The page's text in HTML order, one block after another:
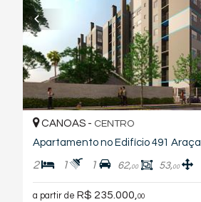
CANOAS - CENTRO
Apartamento no Edifício 491 Araça
2 1 1 62,00 53,00
a partir de R$ 235.000,00